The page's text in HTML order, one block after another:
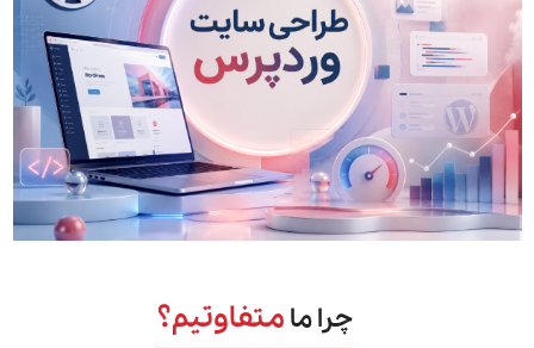
چرا ما متفاوتیم؟